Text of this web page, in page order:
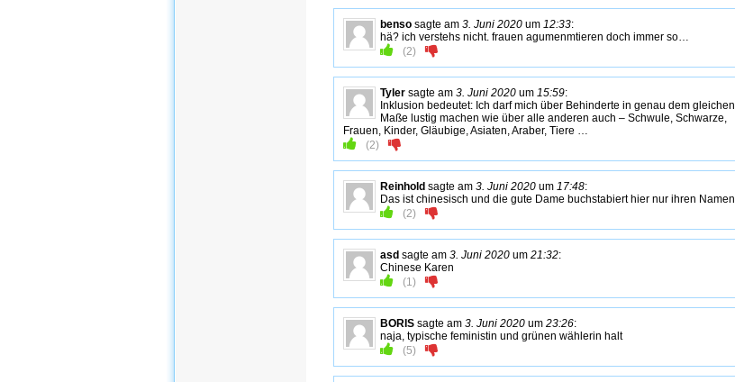
benso sagte am 3. Juni 2020 um 12:33:
hä? ich verstehs nicht. frauen agumenmtieren doch immer so…
(2)
Tyler sagte am 3. Juni 2020 um 15:59:
Inklusion bedeutet: Ich darf mich über Behinderte in genau dem gleichen
Maße lustig machen wie über alle anderen auch – Schwule, Schwarze,
Frauen, Kinder, Gläubige, Asiaten, Araber, Tiere …
(2)
Reinhold sagte am 3. Juni 2020 um 17:48:
Das ist chinesisch und die gute Dame buchstabiert hier nur ihren Namen.
(2)
asd sagte am 3. Juni 2020 um 21:32:
Chinese Karen
(1 )
BORIS sagte am 3. Juni 2020 um 23:26:
naja, typische feministin und grünen wählerin halt
(5)